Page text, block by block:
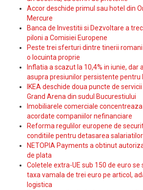
Accor deschide primul sau hotel din
Mercure
Banca de Investitii si Dezvoltare a
piloni a Comisiei Europene
Peste trei sferturi dintre tinerii
o locuinta proprie
Inflatia a scazut la 10,4% in iunie,
asupra presiunilor persistente pentru
IKEA deschide doua puncte de
Grand Arena din sudul Bucurestiului
Imobiliarele comerciale
acordate companiilor nefinanciare
Reforma regulilor europene de
conditiile pentru detasarea salariatilor
NETOPIA Payments a obtinut
de plata
Coletele extra-UE sub 150 de euro se
taxa vamala de trei euro pe articol,
logistica